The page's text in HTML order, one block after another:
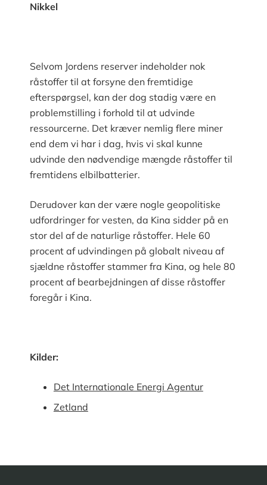
Nikkel
Selvom Jordens reserver indeholder nok
råstoffer til at forsyne den fremtidige
efterspørgsel, kan der dog stadig være en
problemstilling i forhold til at udvinde
ressourcerne. Det kræver nemlig flere miner
end dem vi har i dag, hvis vi skal kunne
udvinde den nødvendige mængde råstoffer til
fremtidens elbilbatterier.
Derudover kan der være nogle geopolitiske
udfordringer for vesten, da Kina sidder på en
stor del af de naturlige råstoffer. Hele 60
procent af udvindingen på globalt niveau af
sjældne råstoffer stammer fra Kina, og hele 80
procent af bearbejdningen af disse råstoffer
foregår i Kina.
Kilder:
Det Internationale Energi Agentur
Zetland